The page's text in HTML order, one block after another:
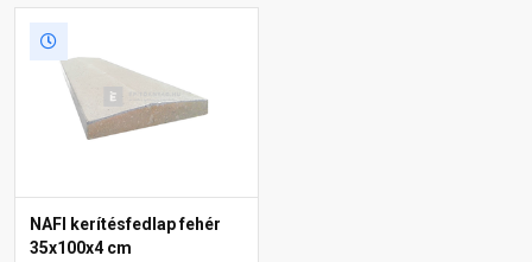
NAFI kerítésfedlap fehér
35x100x4 cm